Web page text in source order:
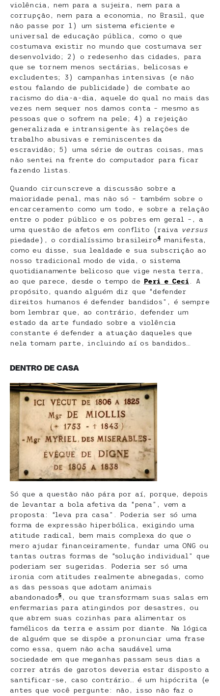
violência, nem para a sujeira, nem para a
corrupção, nem para a economia, no Brasil, que
não passe por 1) um sistema eficiente e
universal de educação pública, como o que
costumava existir no mundo que costumava ser
desenvolvido; 2) o redesenho das cidades, para
que se tornem menos sectárias, belicosas e
excludentes; 3) campanhas intensivas (e não
estou falando de publicidade) de combate ao
racismo do dia-a-dia, aquele do qual no mais das
vezes nem sequer nos damos conta – mesmo as
pessoas que o sofrem na pele; 4) a rejeição
generalizada e intransigente às relações de
trabalho abusivas e reminiscentes da
escravidão; 5) uma série de outras coisas, mas
não sentei na frente do computador para ficar
fazendo listas.
Quando circunscreve a discussão sobre a
maioridade penal, mas não só – também sobre o
encarceramento como um todo, e sobre a relação
entre o poder público e os pobres em geral –, a
uma questão de afetos em conflito (raiva
versus
piedade), o cordialíssimo brasileiro4manifesta,
como eu disse, sua lealdade e sua subscrição ao
nosso tradicional modo de vida, o sistema
quotidianamente belicoso que vige nesta terra,
ao que parece, desde o tempo de Peri e Ceci . A
propósito, quando alguém diz que “defender
direitos humanos é defender bandidos”, é sempre
bom lembrar que, ao contrário, defender um
estado da arte fundado sobre a violência
constante é defender a atuação daqueles que
nela tomam parte, incluindo aí os bandidos…
DENTRO DE CASA
Só que a questão não pára por aí, porque, depois
de levantar a bola afetiva da “pena”, vem a
proposta: “leva pra casa”. Poderia ser só uma
forma de expressão hiperbólica, exigindo uma
atitude radical, bem mais complexa do que o
mero ajudar financeiramente, fundar uma ONG ou
tantas outras formas de “solução individual” que
poderiam ser sugeridas. Poderia ser só uma
ironia com atitudes realmente abnegadas, como
as das pessoas que adotam animais
abandonados5, ou que transformam suas salas em
enfermarias para atingindos por desastres, ou
que abrem suas cozinhas para alimentar os
famélicos da terra e assim por diante. Na lógica
de alguém que se dispõe a pronunciar uma frase
como essa, quem não acha saudável uma
sociedade em que meganhas passam seus dias a
correr atrás de garotos deveria estar disposto a
santificar-se, caso contrário… é um hipócrita (e
antes que você pergunte: não, isso não faz o